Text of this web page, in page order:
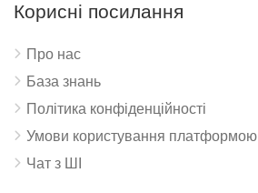
Корисні посилання
Про нас
База знань
Політика конфіденційності
Умови користування платформою
Чат з ШІ